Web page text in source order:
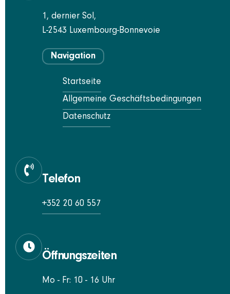
1, dernier Sol,
L-2543 Luxembourg-Bonnevoie
Navigation
Startseite
Allgemeine Geschäftsbedingungen
Datenschutz
Telefon
+352 20 60 557
Öffnungszeiten
Mo - Fr: 10 - 16 Uhr